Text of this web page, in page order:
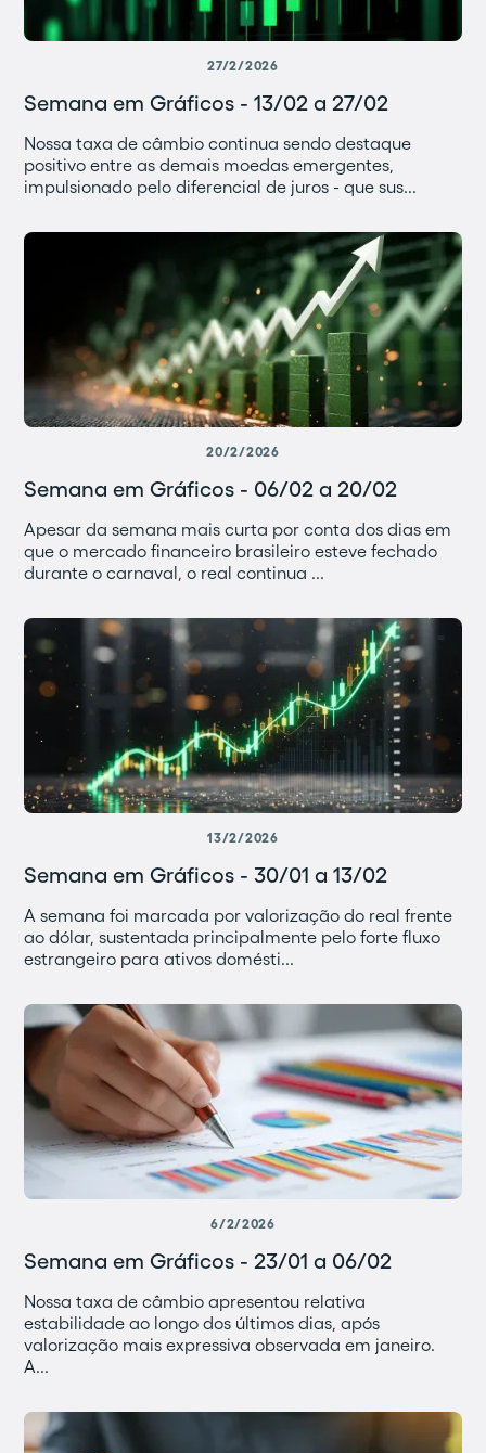
27/2/2026
Semana em Gráficos - 13/02 a 27/02
Nossa taxa de câmbio continua sendo destaque
positivo entre as demais moedas emergentes,
impulsionado pelo diferencial de juros - que sus...
20/2/2026
Semana em Gráficos - 06/02 a 20/02
Apesar da semana mais curta por conta dos dias em
que o mercado financeiro brasileiro esteve fechado
durante o carnaval, o real continua ...
13/2/2026
Semana em Gráficos - 30/01 a 13/02
A semana foi marcada por valorização do real frente
ao dólar, sustentada principalmente pelo forte fluxo
estrangeiro para ativos domésti...
6/2/2026
Semana em Gráficos - 23/01 a 06/02
Nossa taxa de câmbio apresentou relativa
estabilidade ao longo dos últimos dias, após
valorização mais expressiva observada em janeiro.
A...